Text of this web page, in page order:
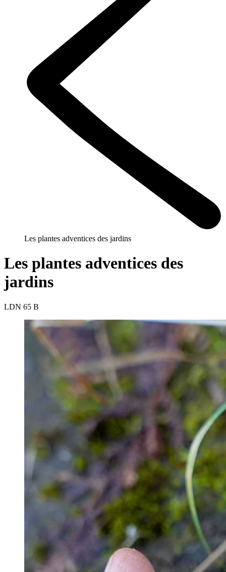
Les plantes adventices des jardins
Les plantes adventices des
jardins
LDN 65 B